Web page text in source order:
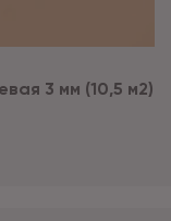
3 мм (10,5 м2)